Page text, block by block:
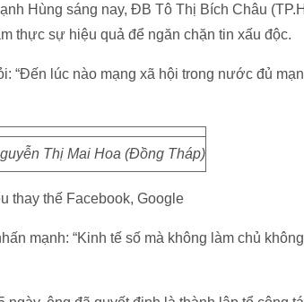
Hùng sáng nay, ĐB Tô Thị Bích Châu
thực sự hiệu quả để ngăn chặn tin xấu độc.
“Đến lúc nào mạng xã hội trong nước đủ
Thị Mai Hoa (Đồng Tháp)
thay thế Facebook, Google
mạnh: “Kinh tế số mà không làm chủ